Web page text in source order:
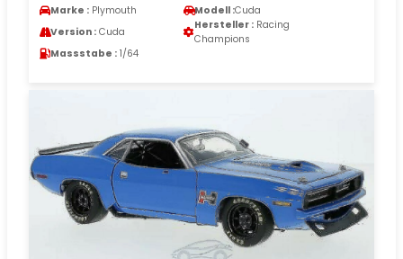
Marke : Plymouth Modell :Cuda
Version : Cuda
Hersteller : Racing
Champions
Massstabe : 1/64